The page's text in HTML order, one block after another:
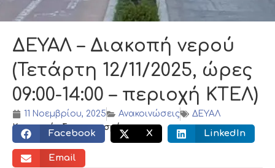
ΔΕΥΑΛ – Διακοπή νερού
(Τετάρτη 12/11/2025, ώρες
09:00-14:00 – περιοχή ΚΤΕΛ)
11 Νοεμβρίου, 2025 Ανακοινώσεις
ΔΕΥΑΛ
Κοινωνικός διαμοιρασμός:
Facebook X LinkedIn
Email